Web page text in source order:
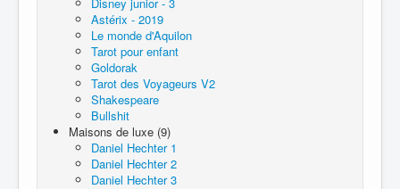
Disney junior - 3
Astérix - 2019
Le monde d'Aquilon
Tarot pour enfant
Goldorak
Tarot des Voyageurs V2
Shakespeare
Bullshit
Maisons de luxe (9)
Daniel Hechter 1
Daniel Hechter 2
Daniel Hechter 3